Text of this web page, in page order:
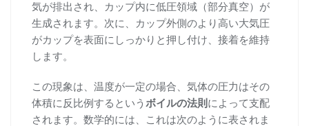
気が排出され、カップ内に低圧領域（部分真空）が
生成されます。次に、カップ外側のより高い大気圧
がカップを表面にしっかりと押し付け、接着を維持
します。
この現象は、温度が一定の場合、気体の圧力はその
体積に反比例するという ボイルの法則 によって支配
されます。数学的には、これは次のように表されま